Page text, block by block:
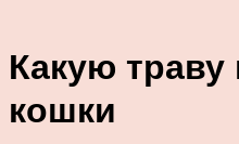
Какую
кошки